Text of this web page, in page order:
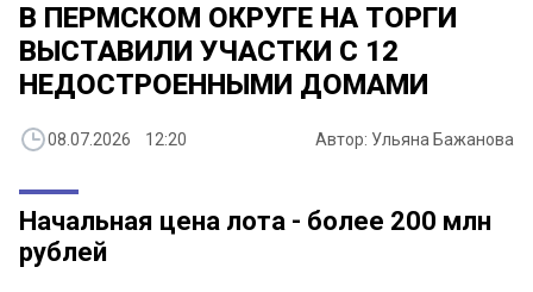
В ПЕРМСКОМ ОКРУГЕ НА ТОРГИ
ВЫСТАВИЛИ УЧАСТКИ С 12
НЕДОСТРОЕННЫМИ ДОМАМИ
08.07.2026 12:20 Автор: Ульяна Бажанова
Начальная цена лота - более 200 млн
рублей